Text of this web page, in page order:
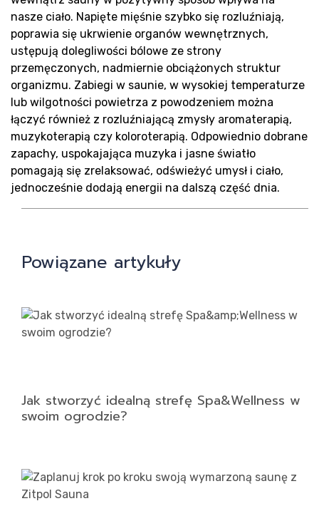
nasze ciało. Napięte mięśnie szybko się rozluźniają,
poprawia się ukrwienie organów wewnętrznych,
ustępują dolegliwości bólowe ze strony
przemęczonych, nadmiernie obciążonych struktur
organizmu. Zabiegi w saunie, w wysokiej temperaturze
lub wilgotności powietrza z powodzeniem można
łączyć również z rozluźniającą zmysły aromaterapią,
muzykoterapią czy koloroterapią. Odpowiednio dobrane
zapachy, uspokajająca muzyka i jasne światło
pomagają się zrelaksować, odświeżyć umysł i ciało,
jednocześnie dodają energii na dalszą część dnia.
Powiązane artykuły
Jak stworzyć idealną strefę Spa&Wellness w
swoim ogrodzie?